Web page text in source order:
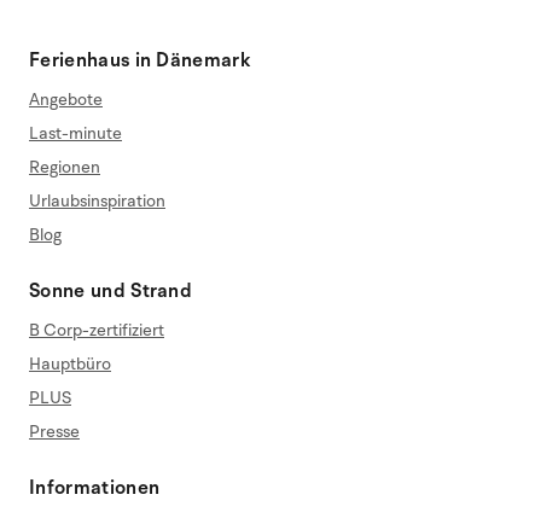
Ferienhaus in Dänemark
Angebote
Last-minute
Regionen
Urlaubsinspiration
Blog
Sonne und Strand
B Corp-zertifiziert
Hauptbüro
PLUS
Presse
Informationen